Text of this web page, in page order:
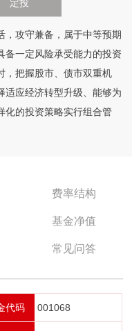
定投
，攻守兼备，属于中等预期
备一定风险承受能力的投资
，把握股市、债市双重机
适应经济转型升级、能够为
化的投资策略实行组合管
费率结构
基金净值
常见问答
代码 001068